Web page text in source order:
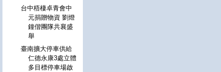
台中梧棲卓青會中
元捐贈物資 劉燈
鐘偕團隊共襄盛
舉
臺南擴大停車供給
仁德永康3處立體
多目標停車場啟